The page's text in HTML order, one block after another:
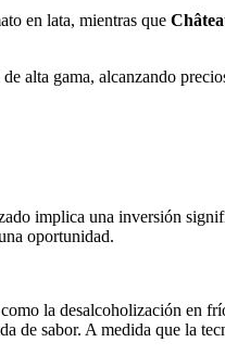
en lata, mientras que
alta gama, alcanzando
implica una inversión
oportunidad.
la desalcoholización en
de sabor. A medida que la